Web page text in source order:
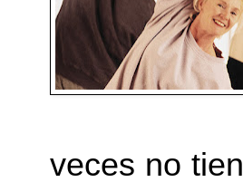
veces no